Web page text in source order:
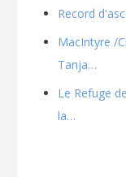
Record
MacIntyre /
Tanja…
Le Refuge
la…